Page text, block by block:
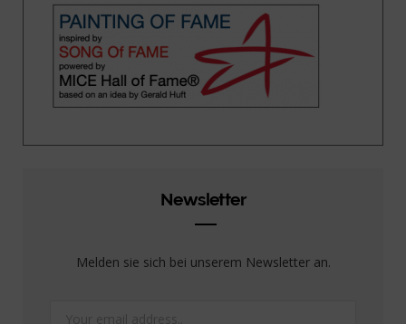
Newsletter
Melden sie sich bei unserem Newsletter an.